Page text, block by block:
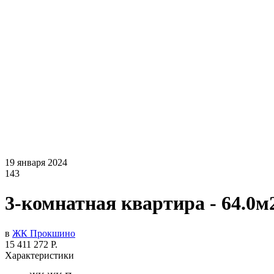
19 января 2024
143
3-комнатная квартира -
в ЖК Прокшино
15 411 272 Р.
Характеристики